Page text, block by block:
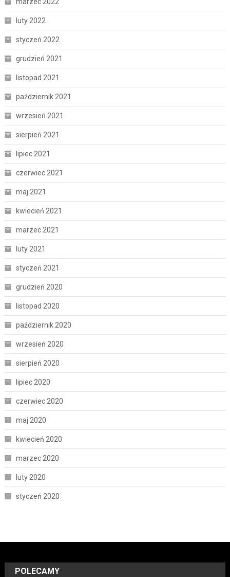
luty 2022
styczeń 2022
grudzień 2021
listopad 2021
październik 2021
wrzesień 2021
sierpień 2021
lipiec 2021
czerwiec 2021
maj 2021
kwiecień 2021
marzec 2021
luty 2021
styczeń 2021
grudzień 2020
listopad 2020
październik 2020
wrzesień 2020
sierpień 2020
lipiec 2020
czerwiec 2020
maj 2020
kwiecień 2020
marzec 2020
luty 2020
styczeń 2020
POLECAMY